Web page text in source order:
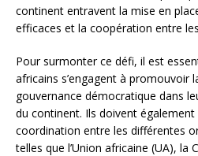
continent entravent la mise en
efficaces et la coopération entre
Pour surmonter ce défi, il est
africains s’engagent à promouvoir
gouvernance démocratique dans
du continent. Ils doivent
coordination entre les différentes
telles que l’Union africaine (UA),